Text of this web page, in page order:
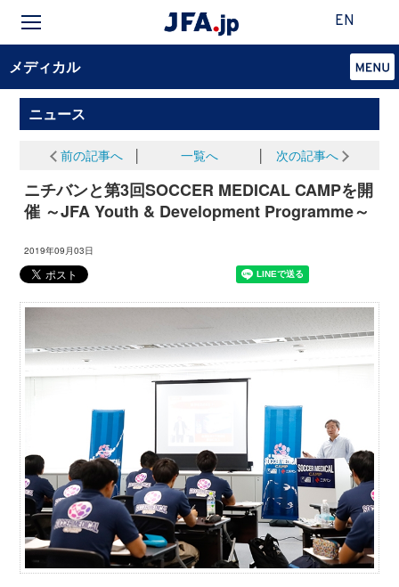
EN
メディカル
ニュース
前の記事へ 一覧へ 次の記事へ
ニチバンと第3回SOCCER MEDICAL CAMPを開
催 ～JFA Youth & Development Programme～
2019年09月03日